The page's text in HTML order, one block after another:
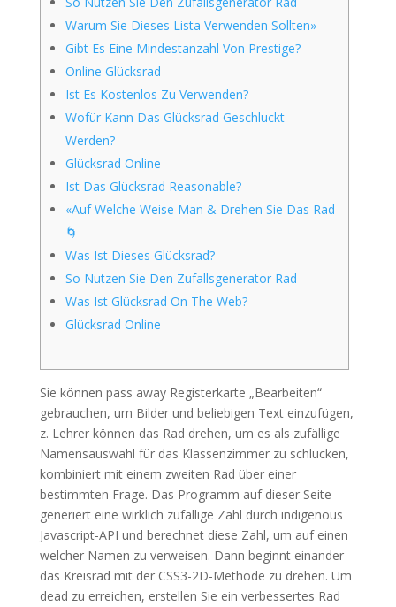
Warum Sie Dieses Lista Verwenden Sollten»
Gibt Es Eine Mindestanzahl Von Prestige?
Online Glücksrad
Ist Es Kostenlos Zu Verwenden?
Wofür Kann Das Glücksrad Geschluckt
Werden?
Glücksrad Online
Ist Das Glücksrad Reasonable?
«Auf Welche Weise Man & Drehen Sie Das Rad
🌀
Was Ist Dieses Glücksrad?
So Nutzen Sie Den Zufallsgenerator Rad
Was Ist Glücksrad On The Web?
Glücksrad Online
Sie können pass away Registerkarte „Bearbeiten“
gebrauchen, um Bilder und beliebigen Text einzufügen,
z. Lehrer können das Rad drehen, um es als zufällige
Namensauswahl für das Klassenzimmer zu schlucken,
kombiniert mit einem zweiten Rad über einer
bestimmten Frage. Das Programm auf dieser Seite
generiert eine wirklich zufällige Zahl durch indigenous
Javascript-API und berechnet diese Zahl, um auf einen
welcher Namen zu verweisen. Dann beginnt einander
das Kreisrad mit der CSS3-2D-Methode zu drehen. Um
dead zu erreichen, erstellen Sie ein verbessertes Rad